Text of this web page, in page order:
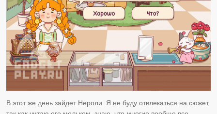
В этот же день зайдет Нероли. Я не буду отвлекаться на сюжет,